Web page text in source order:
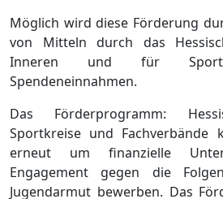
Möglich wird diese Förderung
von Mitteln durch das
Inneren und für
Spendeneinnahmen.
Das Förderprogramm:
Sportkreise und Fachverbände
erneut um finanzielle
Engagement gegen die
Jugendarmut bewerben. Das